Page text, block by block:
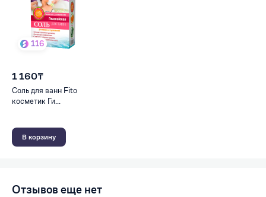
116
1 160₸
Соль для ванн Fito
косметик Ги...
В корзину
Отзывов еще нет